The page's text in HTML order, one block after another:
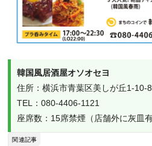
韓国風居酒屋オソオセヨ
住所：横浜市青葉区美しが丘1-10-
TEL：080-4406-1121
座席数：15席禁煙（店舗外に灰皿有
関連記事